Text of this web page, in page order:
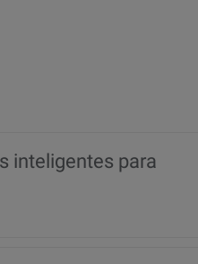
inteligentes para